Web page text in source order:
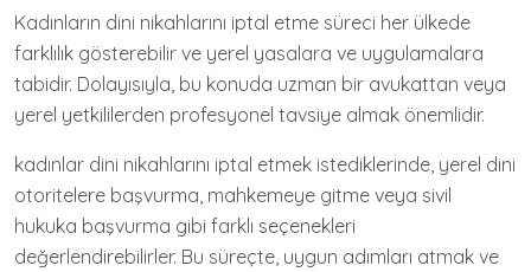
Kadınların dini nikahlarını iptal etme süreci her ülkede
farklılık gösterebilir ve yerel yasalara ve uygulamalara
tabidir. Dolayısıyla, bu konuda uzman bir avukattan veya
yerel yetkililerden profesyonel tavsiye almak önemlidir.
kadınlar dini nikahlarını iptal etmek istediklerinde, yerel dini
otoritelere başvurma, mahkemeye gitme veya sivil
hukuka başvurma gibi farklı seçenekleri
değerlendirebilirler. Bu süreçte, uygun adımları atmak ve